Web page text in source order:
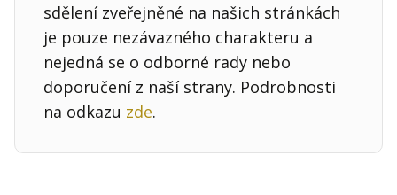
sdělení zveřejněné na našich stránkách
je pouze nezávazného charakteru a
nejedná se o odborné rady nebo
doporučení z naší strany. Podrobnosti
na odkazu zde.